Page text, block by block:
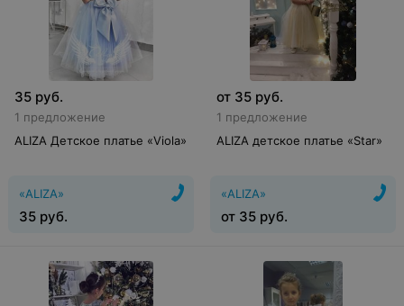
35 руб.
1 предложение
ALIZA Детское платье «Viola»
«ALIZA»
35 руб.
от 35 руб.
1 предложение
ALIZA детское платье «Star»
«ALIZA»
от 35 руб.